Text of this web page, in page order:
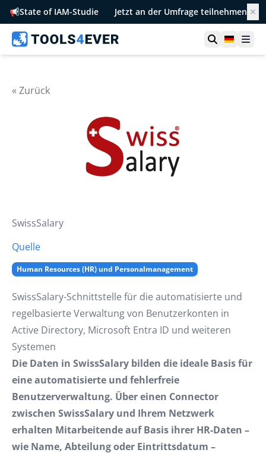
📢State of IAM-Studie Jetzt an der Umfrage teilnehmen ✕
Suche
« Zurück
SwissSalary
Quelle
Human Resources (HR) und Personalmanagement
SwissSalary-Schnittstelle für die automatisierte und
regelbasierte Verwaltung von Benutzerkonten in
Active Directory, Microsoft Entra ID und weiteren
Systemen
Die Daten in SwissSalary bilden die ideale Basis für
eine automatisierte und fehlerfreie
Benutzerverwaltung. Über einen Connector
zwischen SwissSalary und Ihrem Netzwerk
erhalten Mitarbeitende auf Basis ihrer HR-Daten –
wie Name, Abteilung oder Eintrittsdatum –